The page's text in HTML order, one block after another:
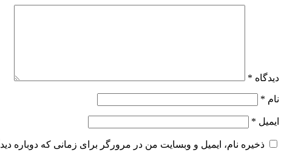
دیدگاه *
نام *
ایمیل *
ذخیره نام، ایمیل و وبسایت من در مرورگر برای زمانی که دوباره